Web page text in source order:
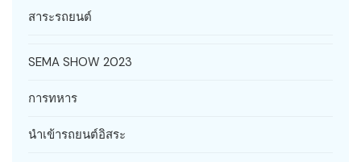
สาระรถยนต์
SEMA SHOW 2023
การทหาร
นำเข้ารถยนต์อิสระ